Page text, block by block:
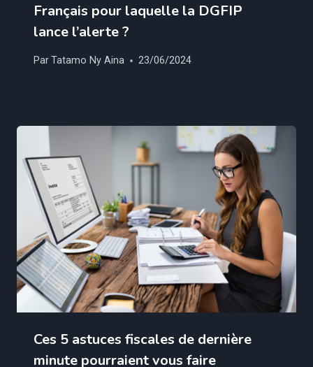
Français pour laquelle la DGFIP
lance l’alerte ?
ParTatamo Ny Aina 23/06/2024
Ces 5 astuces fiscales de dernière
minute pourraient vous faire